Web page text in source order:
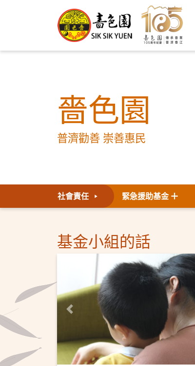
嗇色園
普濟勸善 崇善惠民
社會責任 緊急援助基金
基金小組的話
Previous